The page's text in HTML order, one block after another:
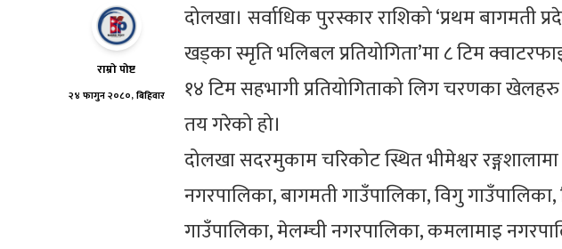
राम्रो पोष्ट
२४ फागुन २०८०, बिहिवार
दोलखा। सर्वाधिक पुरस्कार राशिको ‘प्रथम बागमती
खड्का स्मृति भलिबल प्रतियोगिता’मा ८ टिम
१४ टिम सहभागी प्रतियोगिताको लिग चरणका
तय गरेको हो।
दोलखा सदरमुकाम चरिकोट स्थित भीमेश्वर रङ्गशालामा
नगरपालिका, बागमती गाउँपालिका, विगु
गाउँपालिका, मेलम्ची नगरपालिका, कमलामाइ